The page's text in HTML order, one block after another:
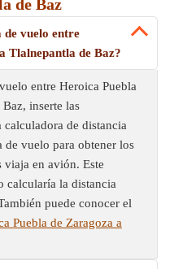
de Baz
vuelo entre
Tlalnepantla de Baz?
entre Heroica Puebla
inserte las
de distancia
vuelo para obtener los
viaja en avión. Este
calcularía la distancia
puede conocer el
Puebla de Zaragoza a